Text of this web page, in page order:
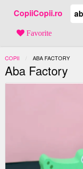
CopiiCopii.ro
Favorite
COPII ACTUAL:
ABA FACTORY
Aba Factory